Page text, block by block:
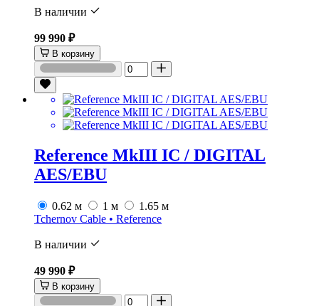
В наличии
99 990 ₽
В корзину
Reference MkIII IC / DIGITAL
AES/EBU
0.62 м 1 м
1.65 м
Tchernov Cable • Reference
В наличии
49 990 ₽
В корзину